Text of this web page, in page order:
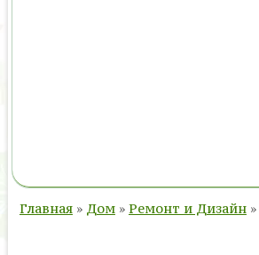
Главная » Дом » Ремонт и Дизайн »